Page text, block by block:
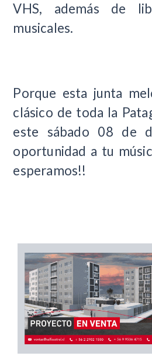
VHS, además de
musicales.
Porque esta junta
clásico de toda la
este sábado 08 de
oportunidad a tu
esperamos!!